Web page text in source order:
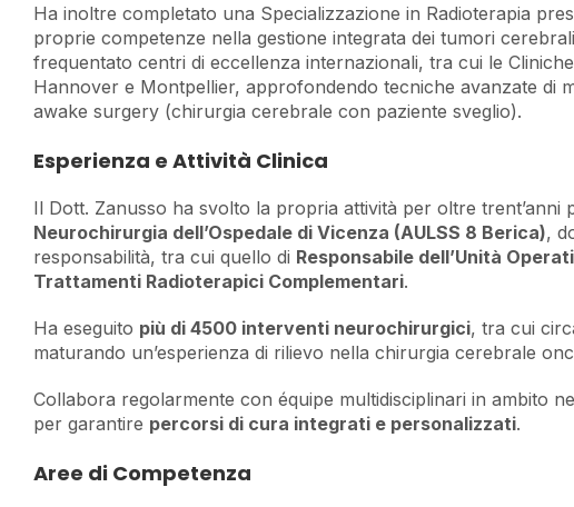
Ha inoltre completato una Specializzazione in Radioterapia
proprie competenze nella gestione integrata dei tumori
frequentato centri di eccellenza internazionali, tra cui le
Hannover e Montpellier, approfondendo tecniche avanzate di
awake surgery (chirurgia cerebrale con paziente sveglio).
Esperienza e Attività Clinica
Il Dott. Zanusso ha svolto la propria attività per oltre trent’anni
Neurochirurgia dell’Ospedale di Vicenza (AULSS 8 Berica),
responsabilità, tra cui quello di Responsabile dell’Unità
Trattamenti Radioterapici Complementari.
Ha eseguito più di 4500 interventi neurochirurgici, tra cui
maturando un’esperienza di rilievo nella chirurgia cerebrale
Collabora regolarmente con équipe multidisciplinari in ambito
per garantire percorsi di cura integrati e personalizzati.
Aree di Competenza